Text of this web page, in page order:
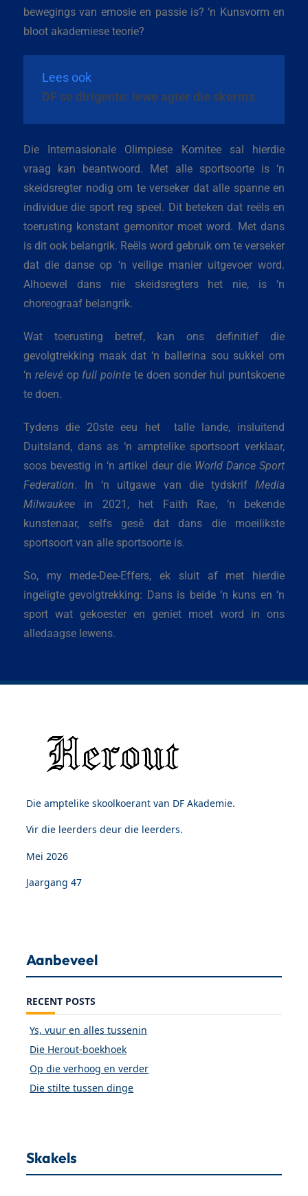
bewegings van emosie en passie is? ‘n Kunsvorm en
bloot akademiese teorie?
Lees ook
DF se dirigente: lewe agter die skerms
Die Internasionale Olimpiese Komitee sal hierdie
vraag kan beantwoord. Met alle sportsoorte is ‘n
skeidsregter nodig om te verseker dat alle spanne en
individue die sport reg speel. Dit beteken dat reëls en
toerusting konstant gemonitor moet word. Met dans
is dit ook belangrik. Reëls word gebruik om te verseker
dat die danse op ‘n veilige manier uitgevoer word.
Alhoewel dans nie skeidsregters het nie, is ‘n
choreograaf belangrik.
Wat toerusting betref, kan ons definitief die
gevolgtrekking maak dat ‘n ballerina sou sukkel om
‘n relevé opfull pointe te doen sonder hul puntskoene
te doen.
Tydens die 20ste eeu het talle lande, insluitend
Duitsland, dans as ‘n amptelike sportsoort verklaar,
soos bevestig in ‘n artikel deur die World Dance Sport
Federation. In ‘n uitgawe van die tydskrif Media
Milwaukee in 2021, het Faith Rae, ‘n bekende
kunstenaar, selfs gesê dat dans die moeilikste
sportsoort van alle sportsoorte is.
So, my mede-Dee-Effers, ek sluit af met hierdie
ingeligte gevolgtrekking: Dans is beide ‘n kuns en ‘n
sport wat gekoester en geniet moet word in ons
alledaagse lewens.
Die amptelike skoolkoerant van DF Akademie.
Vir die leerders deur die leerders.
Mei 2026
Jaargang 47
Aanbeveel
RECENT POSTS
Ys, vuur en alles tussenin
Die Herout-boekhoek
Op die verhoog en verder
Die stilte tussen dinge
Skakels